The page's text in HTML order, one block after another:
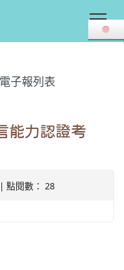
電子報列表
能力認證考
點閱數： 28